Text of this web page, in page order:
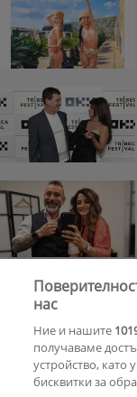
нас
Ние и нашите
получаваме
устройство, като
бисквитки за